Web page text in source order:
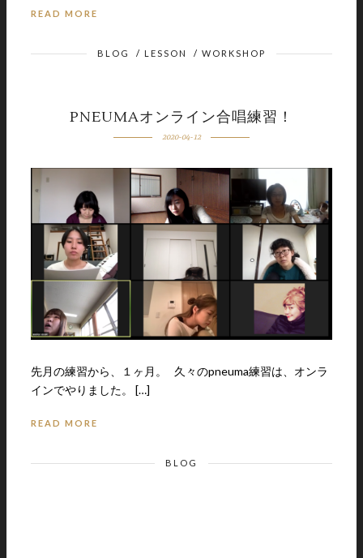
READ MORE
BLOG / LESSON / WORKSHOP
PNEUMAオンライン合唱練習！
2020-04-12
先月の練習から、１ヶ月。 久々のpneuma練習は、オンラ
インでやりました。 […]
READ MORE
BLOG